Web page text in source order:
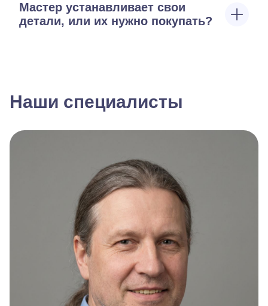
Мастер устанавливает свои
детали, или их нужно покупать?
Наши специалисты